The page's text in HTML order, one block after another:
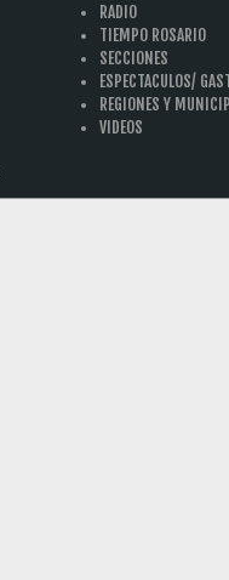
RADIO
TIEMPO ROSARIO
SECCIONES
ESPECTACULOS/
REGIONES Y
VIDEOS